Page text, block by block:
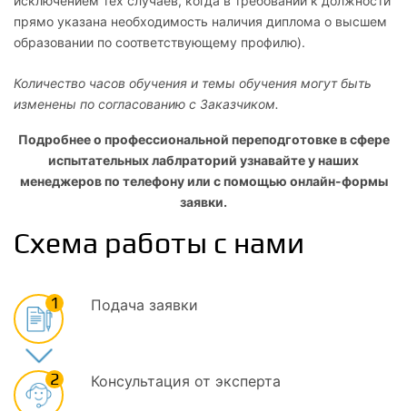
прямо указана необходимость наличия диплома о высшем
образовании по соответствующему профилю).
Количество часов обучения и темы обучения могут быть
изменены по согласованию с Заказчиком.
Подробнее о профессиональной переподготовке в сфере
испытательных лаблраторий узнавайте у наших
менеджеров по телефону или с помощью онлайн-формы
заявки.
Схема работы с нами
1 Подача заявки
2 Консультация от эксперта